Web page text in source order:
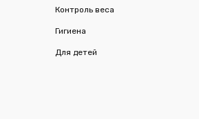
Контроль веса
Гигиена
Для детей